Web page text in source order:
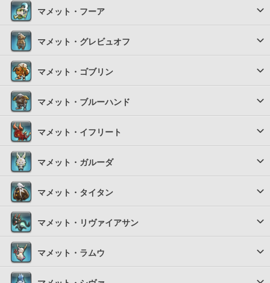
マメット・フーア
マメット・グレビュオフ
マメット・ゴブリン
マメット・ブルーハンド
マメット・イフリート
マメット・ガルーダ
マメット・タイタン
マメット・リヴァイアサン
マメット・ラムウ